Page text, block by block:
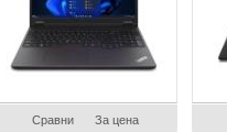
Сравни За цена